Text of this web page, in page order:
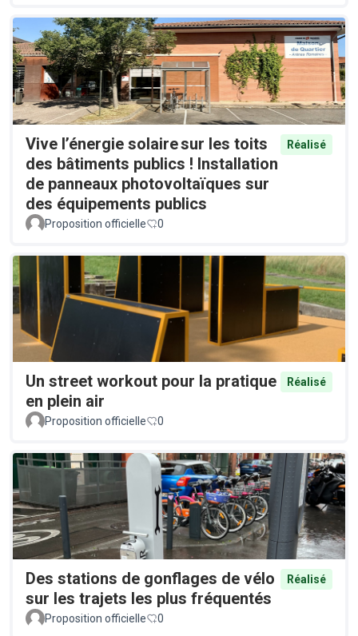
Vive l’énergie solaire sur les toits
des bâtiments publics ! Installation
de panneaux photovoltaïques sur
des équipements publics
Réalisé
Proposition officielle 0
Un street workout pour la pratique
en plein air
Réalisé
Proposition officielle 0
Des stations de gonflages de vélo
sur les trajets les plus fréquentés
Réalisé
Proposition officielle 0